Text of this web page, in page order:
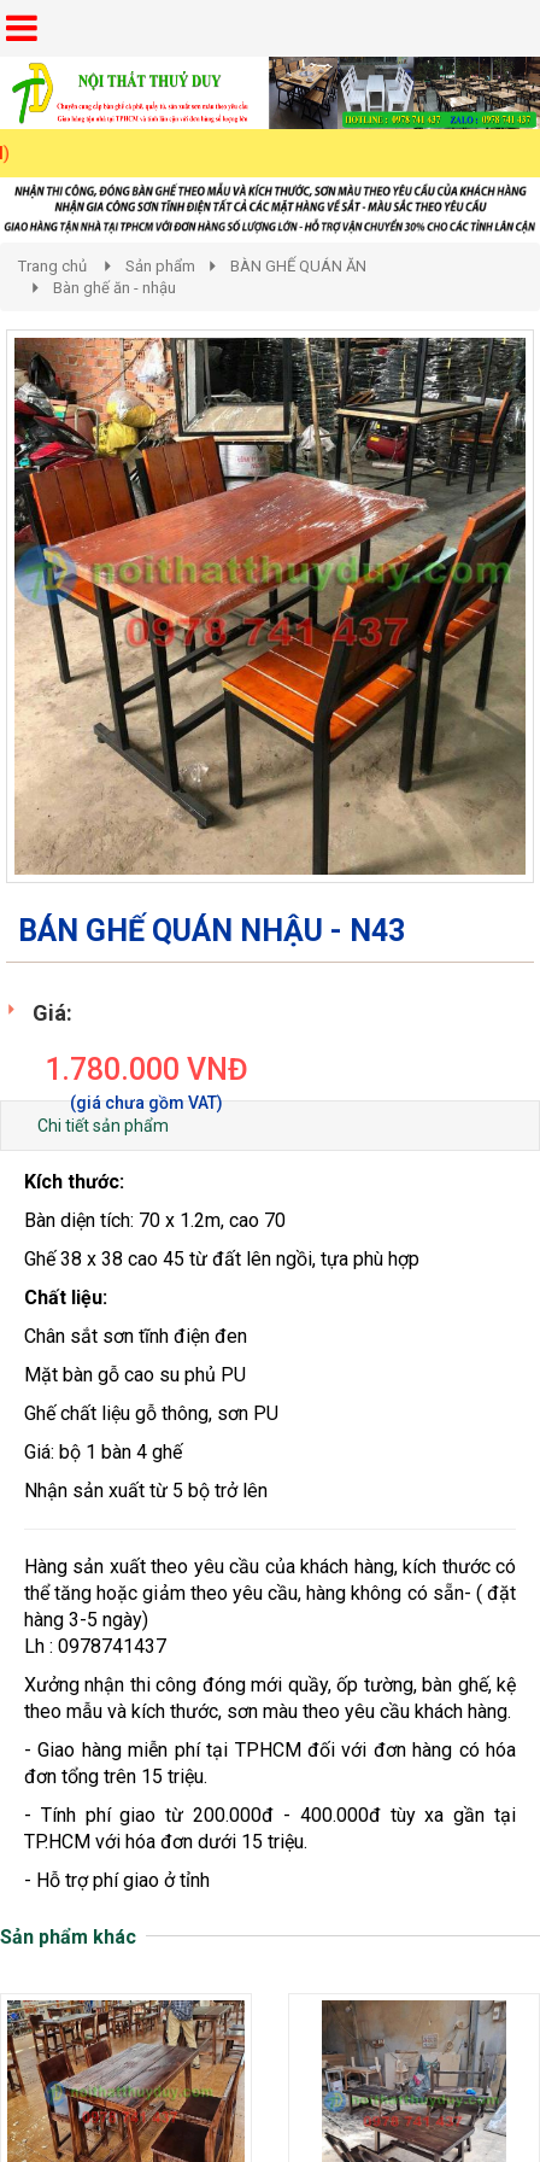
Trang chủ Sản phẩm
BÀN GHẾ QUÁN ĂN
Bàn ghế ăn - nhậu
BÁN GHẾ QUÁN NHẬU - N43
Giá:
1.780.000 VNĐ
Chi tiết sản phẩm
Kích thước:
Bàn diện tích: 70 x 1.2m, cao 70
Ghế 38 x 38 cao 45 từ đất lên ngồi, tựa phù hợp
Chất liệu:
Chân sắt sơn tĩnh điện đen
Mặt bàn gỗ cao su phủ PU
Ghế chất liệu gỗ thông, sơn PU
Giá: bộ 1 bàn 4 ghế
Nhận sản xuất từ 5 bộ trở lên
Hàng sản xuất theo yêu cầu của khách hàng, kích thước có
thể tăng hoặc giảm theo yêu cầu, hàng không có sẵn- ( đặt
hàng 3-5 ngày)
Lh : 0978741437
Xưởng nhận thi công đóng mới quầy, ốp tường, bàn ghế, kệ
theo mẫu và kích thước, sơn màu theo yêu cầu khách hàng.
- Giao hàng miễn phí tại TPHCM đối với đơn hàng có hóa
đơn tổng trên 15 triệu.
- Tính phí giao từ 200.000đ - 400.000đ tùy xa gần tại
TP.HCM với hóa đơn dưới 15 triệu.
- Hỗ trợ phí giao ở tỉnh
Sản phẩm khác